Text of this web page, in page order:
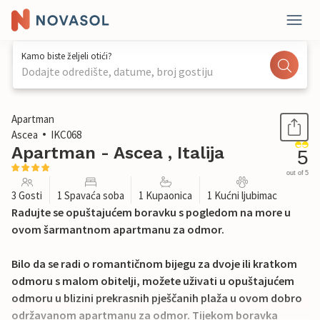
Kamo biste željeli otići?
Dodajte odredište, datume, broj gostiju
1 / 35
Apartman
Ascea
IKC068
Apartman - Ascea , Italija 5
out of 5
3 Gosti 1 Spavaća soba 1 Kupaonica 1 Kućni ljubimac
Radujte se opuštajućem boravku s pogledom na more u
ovom šarmantnom apartmanu za odmor.
Bilo da se radi o romantičnom bijegu za dvoje ili kratkom
odmoru s malom obitelji, možete uživati u opuštajućem
odmoru u blizini prekrasnih pješčanih plaža u ovom dobro
održavanom apartmanu za odmor. Tijekom boravka